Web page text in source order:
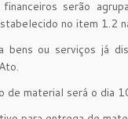
serão
no item 1.2
bens ou serviços já
de material será o dia